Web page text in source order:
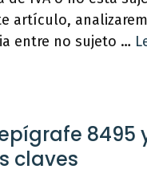
artículo,
entre no sujeto …
8495
claves